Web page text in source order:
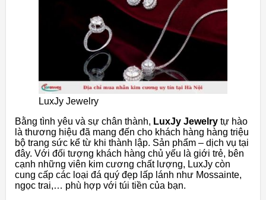
LuxJy Jewelry
Bằng tình yêu và sự chân thành, LuxJy Jewelry tự hào
là thương hiệu đã mang đến cho khách hàng hàng triệu
bộ trang sức kể từ khi thành lập. Sản phẩm – dịch vụ tại
đây. Với đối tượng khách hàng chủ yếu là giới trẻ, bên
cạnh những viên kim cương chất lượng, LuxJy còn
cung cấp các loại đá quý đẹp lấp lánh như Mossainte,
ngọc trai,… phù hợp với túi tiền của bạn.